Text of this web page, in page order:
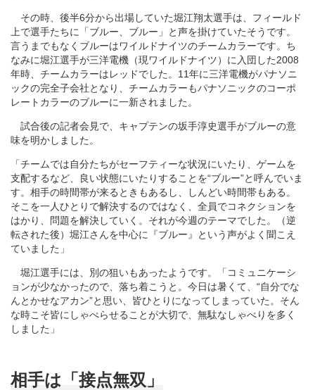
その時、後半6分から出場していた堀江翔太選手は、フィールド
上で選手たちに「ブルー、ブルー」と声を掛けていたそうです。
言うまでもなくブルーはワイルドナイツのチームカラーです。ち
なみに堀江選手が三洋電機（現ワイルドナイツ）に入団した2008
年時、チームカラーはレッドでした。11年に三洋電機がパナソニ
ックの完全子会社となり、チームカラーもパナソニックのコーポ
レートカラーのブルーに一新されました。
試合後の記者会見で、キャプテンの坂手淳史選手がブルーの意
味を明かしました。
「チームでは自分たちがセーフティーな状況にいたり、ゲームを
支配するなど、良い状態にいたりすることを“ブルー”と呼んでいま
す。相手の時間帯が来るときもあるし、しんどい時間帯もある。
そこを一人ひとりで解決するのではなく、全員でコネクションを
はかり、問題を解決していく。それが今週のテーマでした。（逆
転された後）堀江さんを中心に『ブルー』という声がよく聞こえ
ていました」
堀江選手には、別の狙いもあったようです。「コミュニケーシ
ョンが少なかったので、落ち着こうと。今日は暑くて、“自分でな
んとかせなアカン”と思い、皆ひとりになってしまっていた。そん
な時こそ皆にしゃべらせることが大切で、無駄なしゃべりを多く
しました」
相手は「接点無双」